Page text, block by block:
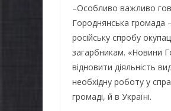
–Особливо важливо
Городнянська громада
російську спробу
загарбникам. «Новини
відновити діяльність
необхідну роботу у
громаді, й в Україні.